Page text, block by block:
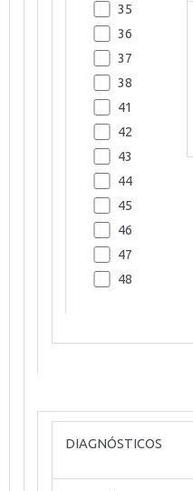
35
36
37
38
41
42
43
44
45
46
47
48
DIAGNÓSTICOS